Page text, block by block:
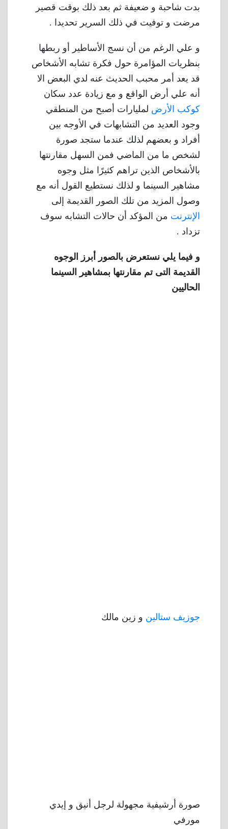
بدت شاحبة و ضعيفة ثم بعد ذلك بوقت قصير
مرضت و توفيت في ذلك السرير تحديدا .
و علي الرغم من أن نسج الأساطير أو ربطها
بنظريات المؤامرة حول فكرة تشابه الأشخاص
قد يعد أمر محبب الحديث عنه لدي البعض الا
أنه علي أرض الواقع و مع زيادة عدد سكان
كوكب الأرض لمليارات أصبح من المنطقي
وجود العديد من التشابهات في الأوجه بين
أفراد و بعضهم لذلك عندما ستجد صورة
لشخص ما من الماضي فمن السهل مقارنتها
بالأشخاص الذين تراهم كثيرًا مثل وجوه
مشاهير السينما و لذلك نستطيع القول أنه مع
وصول المزيد من تلك الصور القديمة إلى
الإنترنت من المؤكد أن حالات التشابه سوف
تزداد .
و فيما يلي نستعرض بالصور أبرز الوجوه
القديمة التى تم مقارنتها بمشاهير السينما
الحاليين
جوزيف ستالين و زين مالك
صورة أرشيفية مجهولة لرجل أنيق و إيدي
مورفي